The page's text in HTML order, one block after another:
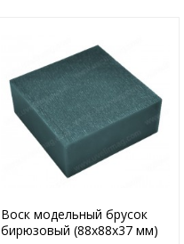
Воск модельный брусок
бирюзовый (88х88х37 мм)